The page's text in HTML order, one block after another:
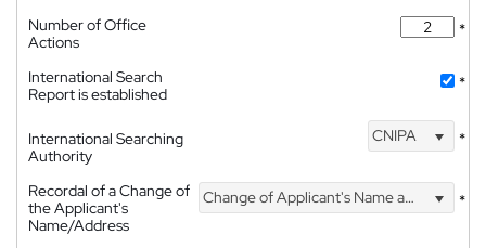
Number of Office
Actions
*
International Search
Report is established
*
International Searching
Authority
CNIPA *
Recordal of a Change of
the Applicant's
Name/Address
Change of Applicant's Name and Address *